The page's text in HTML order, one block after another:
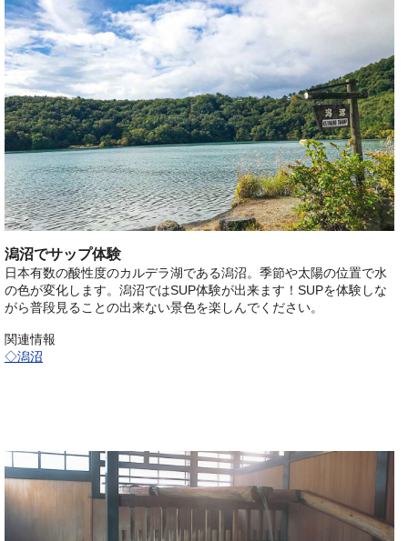
潟沼でサップ体験
日本有数の酸性度のカルデラ湖である潟沼。季節や太陽の位置で水
の色が変化します。潟沼ではSUP体験が出来ます！SUPを体験しな
がら普段見ることの出来ない景色を楽しんでください。
関連情報
◇潟沼